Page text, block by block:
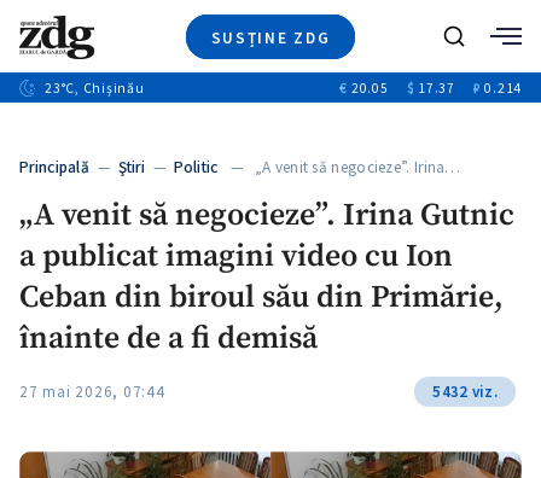
SUSȚINE ZDG
Ştiri
+13
Special
ZdGust
Caută
23°C, Chișinău € 20.05 $ 17.37 ₽ 0.214
Principală — Ştiri — Politic — „A venit să negocieze”. Irina…
„A venit să negocieze”. Irina Gutnic
a publicat imagini video cu Ion
Ceban din biroul său din Primărie,
înainte de a fi demisă
27 mai 2026, 07:44 5432 viz.